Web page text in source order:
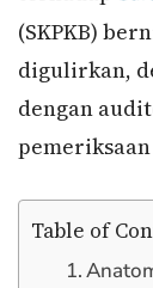
(SKPKB)
digulirkan,
dengan
Table of